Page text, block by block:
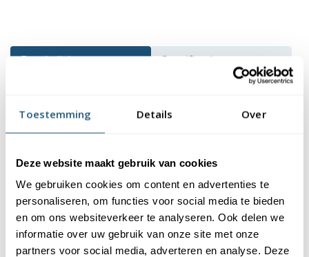
Toestemming Details Over
Deze website maakt gebruik van cookies
We gebruiken cookies om content en advertenties te
personaliseren, om functies voor social media te bieden
en om ons websiteverkeer te analyseren. Ook delen we
informatie over uw gebruik van onze site met onze
partners voor social media, adverteren en analyse. Deze
Beschrijving
Specificaties
Veelgestelde vragen
Reviews
Beschrijving
Na de vlag kwam er al snel een provinciewimpel voor de
provincie Zuid-Holland. Deze wimpel kenmerkt zich door de gele
en rode banen die over de lengte van de wimpel Zuid-Holland
lopen. Bovenin bevind zich de rode leeuw.